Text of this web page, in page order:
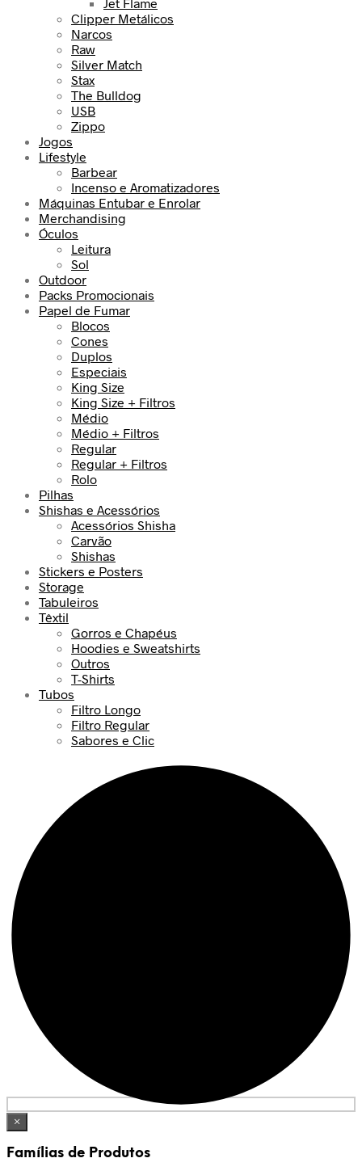
Clipper Metálicos
Narcos
Raw
Silver Match
Stax
The Bulldog
USB
Zippo
Jogos
Lifestyle
Barbear
Incenso e Aromatizadores
Máquinas Entubar e Enrolar
Merchandising
Óculos
Leitura
Sol
Outdoor
Packs Promocionais
Papel de Fumar
Blocos
Cones
Duplos
Especiais
King Size
King Size + Filtros
Médio
Médio + Filtros
Regular
Regular + Filtros
Rolo
Pilhas
Shishas e Acessórios
Acessórios Shisha
Carvão
Shishas
Stickers e Posters
Storage
Tabuleiros
Têxtil
Gorros e Chapéus
Hoodies e Sweatshirts
Outros
T-Shirts
Tubos
Filtro Longo
Filtro Regular
Sabores e Clic
×
Famílias de Produtos